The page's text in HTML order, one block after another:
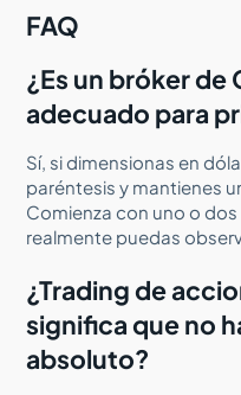
FAQ
¿Es un bróker de
adecuado para
Sí, si dimensionas en
paréntesis y mantienes
Comienza con uno o
realmente puedas
¿Trading de
significa que no
absoluto?